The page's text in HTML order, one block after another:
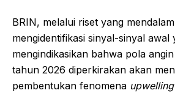
BRIN, melalui riset yang
mengidentifikasi sinyal-sinyal awal
mengindikasikan bahwa pola
tahun 2026 diperkirakan akan
pembentukan fenomena upwelling